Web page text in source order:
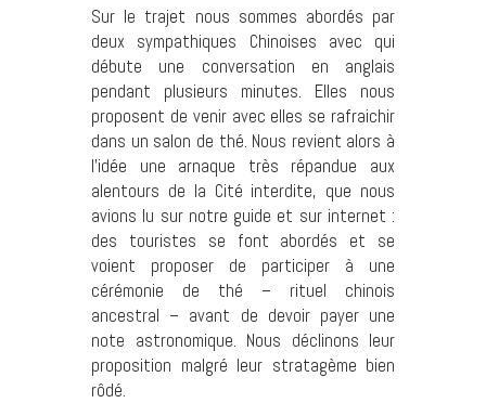
Sur le trajet nous sommes abordés par
deux sympathiques Chinoises avec qui
débute une conversation en anglais
pendant plusieurs minutes. Elles nous
proposent de venir avec elles se rafraichir
dans un salon de thé. Nous revient alors à
l’idée une arnaque très répandue aux
alentours de la Cité interdite, que nous
avions lu sur notre guide et sur internet :
des touristes se font abordés et se
voient proposer de participer à une
cérémonie de thé – rituel chinois
ancestral – avant de devoir payer une
note astronomique. Nous déclinons leur
proposition malgré leur stratagème bien
rôdé.